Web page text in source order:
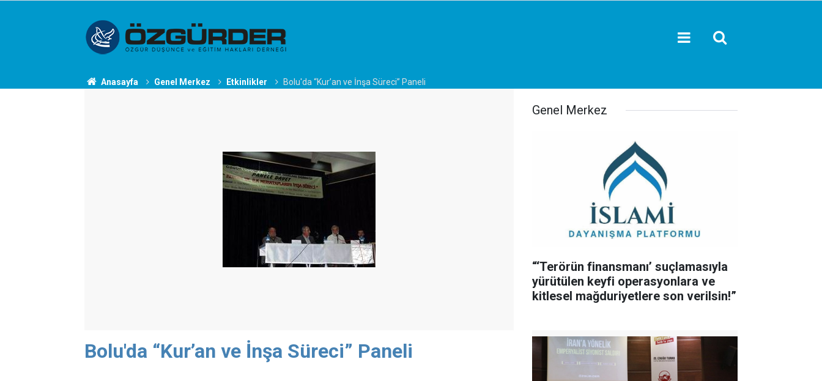
Anasayfa Genel Merkez Etkinlikler Bolu'da “Kur’an ve İnşa Süreci” Paneli
Bolu'da “Kur’an ve İnşa Süreci” Paneli
Genel Merkez
“‘Terörün finansmanı’ suçlamasıyla
yürütülen keyfi operasyonlara ve
kitlesel mağduriyetlere son verilsin!”